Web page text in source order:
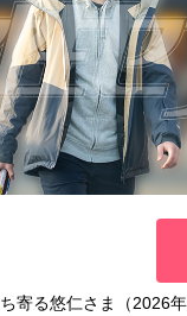
寄る悠仁さま（2026年